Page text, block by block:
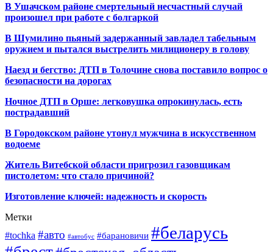
В Ушачском районе смертельный несчастный случай
произошел при работе с болгаркой
В Шумилино пьяный задержанный завладел табельным
оружием и пытался выстрелить милиционеру в голову
Наезд и бегство: ДТП в Толочине снова поставило вопрос о
безопасности на дорогах
Ночное ДТП в Орше: легковушка опрокинулась, есть
пострадавший
В Городокском районе утонул мужчина в искусственном
водоеме
Житель Витебской области пригрозил газовщикам
пистолетом: что стало причиной?
Изготовление ключей: надежность и скорость
Метки
#tochka #авто #автобус #барановичи #беларусь